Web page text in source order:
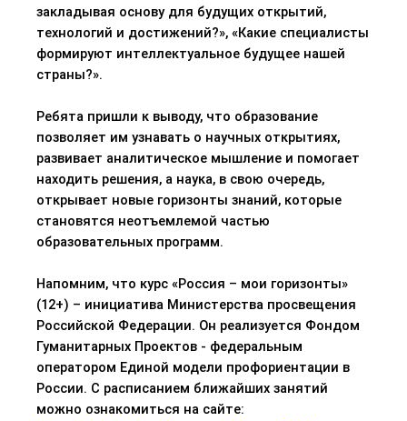
закладывая основу для будущих открытий,
технологий и достижений?», «Какие специалисты
формируют интеллектуальное будущее нашей
страны?».
Ребята пришли к выводу, что образование
позволяет им узнавать о научных открытиях,
развивает аналитическое мышление и помогает
находить решения, а наука, в свою очередь,
открывает новые горизонты знаний, которые
становятся неотъемлемой частью
образовательных программ.
Напомним, что курс «Россия – мои горизонты»
(12+) – инициатива Министерства просвещения
Российской Федерации. Он реализуется Фондом
Гуманитарных Проектов - федеральным
оператором Единой модели профориентации в
России. С расписанием ближайших занятий
можно ознакомиться на сайте: